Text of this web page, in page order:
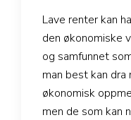
Lave renter kan
den økonomiske
og samfunnet
man best kan
økonomisk
men de som kan